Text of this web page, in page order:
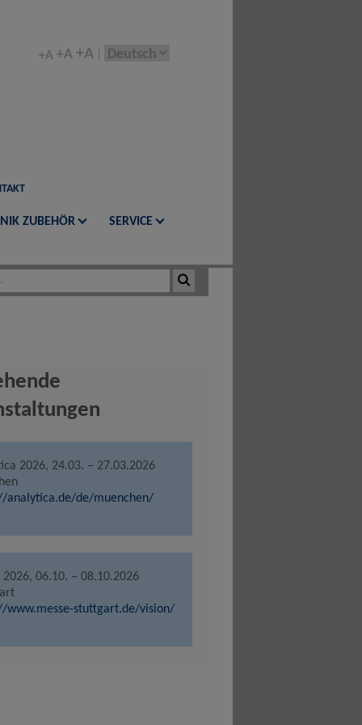
+A +A +A
ZUBEHÖR SERVICE
2026, 24.03. – 27.03.2026
analytica.de/de/muenchen/
2026, 06.10. – 08.10.2026
www.messe-stuttgart.de/vision/